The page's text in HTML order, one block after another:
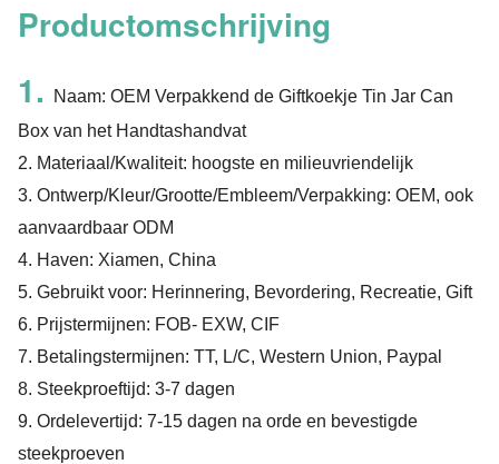
Productomschrijving
1.
Naam: OEM Verpakkend de Giftkoekje Tin Jar Can
Box van het Handtashandvat
2. Materiaal/Kwaliteit: hoogste en milieuvriendelijk
3. Ontwerp/Kleur/Grootte/Embleem/Verpakking: OEM, ook
aanvaardbaar ODM
4. Haven: Xiamen, China
5. Gebruikt voor: Herinnering, Bevordering, Recreatie, Gift
6. Prijstermijnen: FOB- EXW, CIF
7. Betalingstermijnen: TT, L/C, Western Union, Paypal
8. Steekproeftijd: 3-7 dagen
9. Ordelevertijd: 7-15 dagen na orde en bevestigde
steekproeven